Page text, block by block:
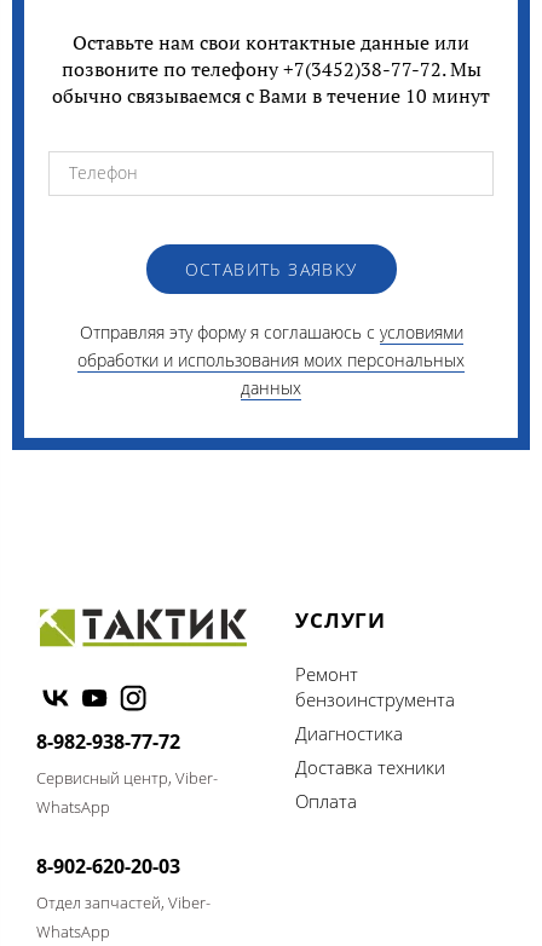
Оставьте нам свои контактные данные или
позвоните по телефону +7(3452)38-77-72. Мы
обычно связываемся с Вами в течение 10 минут
ОСТАВИТЬ ЗАЯВКУ
Отправляя эту форму я соглашаюсь с условиями
обработки и использования моих персональных
данных
8-982-938-77-72
Сервисный центр, Viber-
WhatsApp
8-902-620-20-03
Отдел запчастей, Viber-
WhatsApp
УСЛУГИ
Ремонт
бензоинструмента
Диагностика
Доставка техники
Оплата